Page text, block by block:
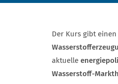
Der Kurs gibt
aktuelle
Wasserstoff-